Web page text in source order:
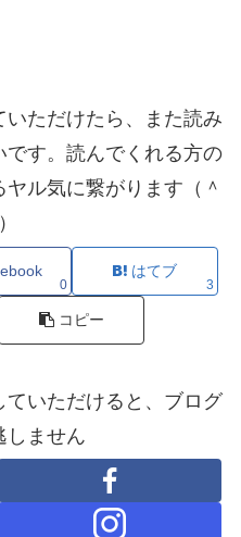
ただけたら、また読み
す。読んでくれる方の
ル気に繋がります（＾
0
はてブ
3
コピー
ていただけると、ブログ
しません